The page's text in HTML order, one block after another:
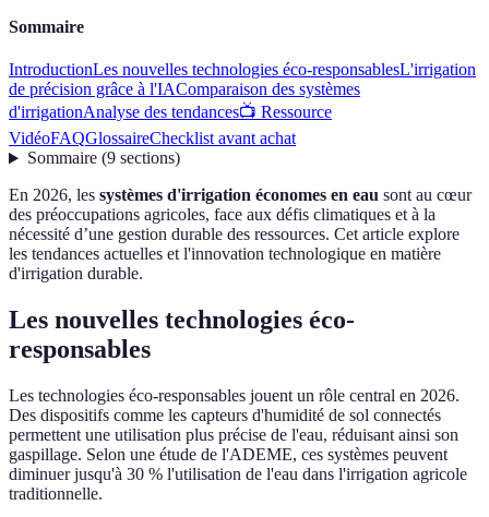
Sommaire
IntroductionLes nouvelles technologies éco-responsablesL'irrigation
de précision grâce à l'IAComparaison des systèmes
d'irrigationAnalyse des tendances📺 Ressource
VidéoFAQGlossaireChecklist avant achat
Sommaire(9 sections)
En 2026, les systèmes d'irrigation économes en eau sont au cœur
des préoccupations agricoles, face aux défis climatiques et à la
nécessité d’une gestion durable des ressources. Cet article explore
les tendances actuelles et l'innovation technologique en matière
d'irrigation durable.
Les nouvelles technologies éco-
responsables
Les technologies éco-responsables jouent un rôle central en 2026.
Des dispositifs comme les capteurs d'humidité de sol connectés
permettent une utilisation plus précise de l'eau, réduisant ainsi son
gaspillage. Selon une étude de l'ADEME, ces systèmes peuvent
diminuer jusqu'à 30 % l'utilisation de l'eau dans l'irrigation agricole
traditionnelle.